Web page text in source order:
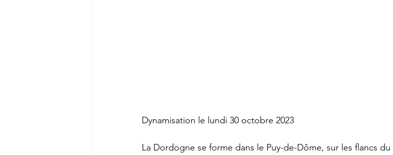
Dynamisation le lundi 30 octobre 2023
La Dordogne se forme dans le Puy-de-Dôme, sur les flancs du